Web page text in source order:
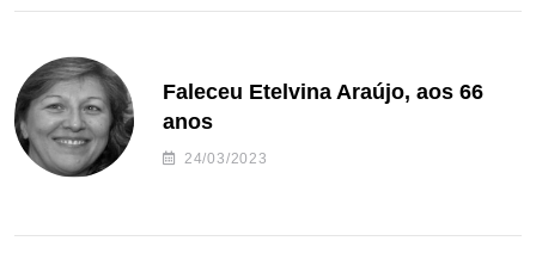
Faleceu Etelvina Araújo, aos 66
anos
24/03/2023